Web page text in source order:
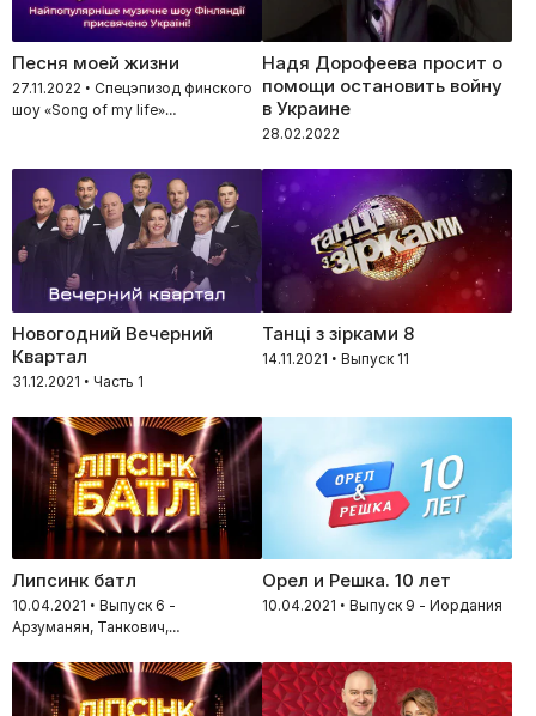
Песня моей жизни
27.11.2022 • Спецэпизод финского
шоу «Song of my life»
Надя Дорофеева просит о
помощи остановить войну
в Украине
28.02.2022
Новогодний Вечерний
Квартал
31.12.2021 • Часть 1
Танці з зірками 8
14.11.2021 • Выпуск 11
Липсинк батл
10.04.2021 • Выпуск 6 -
Арзуманян, Танкович,
Орел и Решка. 10 лет
10.04.2021 • Выпуск 9 - Иордания